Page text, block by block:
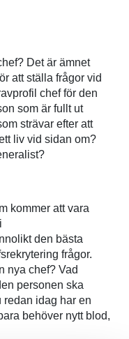
Det är ämnet
att ställa frågor vid
chef för den
som är fullt ut
strävar efter att
liv vid sidan om?
kommer att vara
den bästa
frågor.
nya chef? Vad
personen ska
redan idag har en
behöver nytt blod,